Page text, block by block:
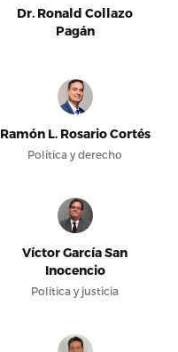
Dr. Ronald Collazo
Pagán
Ramón L. Rosario Cortés
Política y derecho
Víctor García San
Inocencio
Política y justicia